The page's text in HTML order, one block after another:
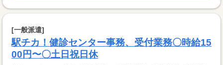
[一般派遣]
駅チカ！健診センター事務、受付業務〇時給15
00円〜〇土日祝日休